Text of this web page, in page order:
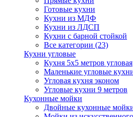
Готовые кухни
Кухни из МДФ
Кухни из ЛДСП
Кухни с барной стойкой
Все категории (23)
Кухни угловые
Кухня 5х5 метров угловая
Маленькие угловые
Угловая кухня эконом
Угловые кухни 9 метров
Кухонные мойки
Двойные кухонные